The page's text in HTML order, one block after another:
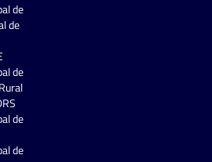
de
de
de
de
de